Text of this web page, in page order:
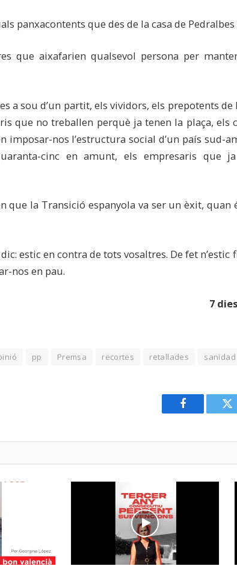
panxacontents que des de la casa de
que aixafarien qualsevol persona per
a sou d’un partit, els vividors, els prepotents
que no treballen perquè ja tenen la plaça, els
imposar-nos l’estructura social d’un país sud-
cinc en amunt, els empresaris que
que la Transició espanyola va ser un èxit,
estic en contra de tots vosaltres. De fet
nos en pau.
7
pp Premsa recortes retallades sanidad
Facebook